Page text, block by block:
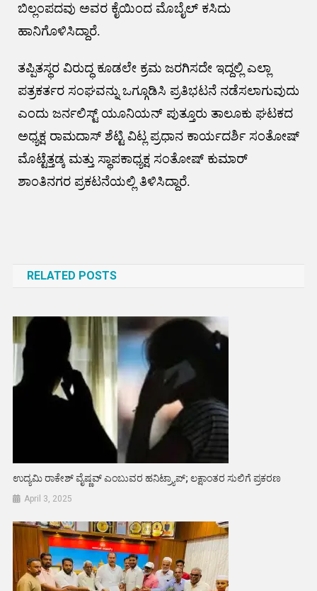
ಬಿಲ್ಲಂಪದವು ಅವರ ಕೈಯಿಂದ ಮೊಬೈಲ್ ಕಸಿದು
ಹಾನಿಗೊಳಿಸಿದ್ದಾರೆ.
ತಪ್ಪಿತಸ್ಥರ ವಿರುದ್ಧ ಕೂಡಲೇ ಕ್ರಮ ಜರಗಿಸದೇ ಇದ್ದಲ್ಲಿ ಎಲ್ಲಾ
ಪತ್ರಕರ್ತರ ಸಂಘವನ್ನು ಒಗ್ಗೂಡಿಸಿ ಪ್ರತಿಭಟನೆ ನಡೆಸಲಾಗುವುದು
ಎಂದು ಜರ್ನಲಿಸ್ಟ್ ಯೂನಿಯನ್ ಪುತ್ತೂರು ತಾಲೂಕು ಘಟಕದ
ಅಧ್ಯಕ್ಷ ರಾಮದಾಸ್ ಶೆಟ್ಟಿ ವಿಟ್ಲ ಪ್ರಧಾನ ಕಾರ್ಯದರ್ಶಿ ಸಂತೋಷ್
ಮೊಟ್ಟೆತ್ತಡ್ಕ ಮತ್ತು ಸ್ಥಾಪಕಾಧ್ಯಕ್ಷ ಸಂತೋಷ್ ಕುಮಾರ್
ಶಾಂತಿನಗರ ಪ್ರಕಟನೆಯಲ್ಲಿ ತಿಳಿಸಿದ್ದಾರೆ.
RELATED POSTS
ಉದ್ಯಮಿ ರಾಕೇಶ್‌ ವೈಷ್ಣವ್‌ ಎಂಬುವರ ಹನಿಟ್ರ್ಯಾಪ್‌; ಲಕ್ಷಾಂತರ ಸುಲಿಗೆ ಪ್ರಕರಣ
April 3, 2025